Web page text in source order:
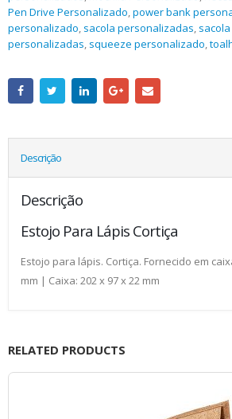
Pen Drive Personalizado,power bank
personalizado, sacola personalizadas,
personalizadas, squeeze personalizado,
Descrição
Descrição
Estojo Para Lápis Cortiça
Estojo para lápis. Cortiça. Fornecido em
mm | Caixa: 202 x 97 x 22 mm
RELATED PRODUCTS